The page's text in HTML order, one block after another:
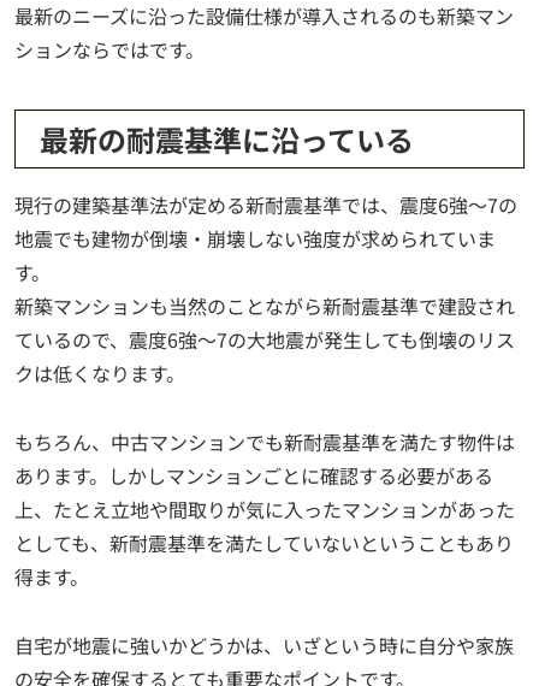
最新のニーズに沿った設備仕様が導入されるのも新築マン
ションならではです。
最新の耐震基準に沿っている
現行の建築基準法が定める新耐震基準では、震度6強～7の
地震でも建物が倒壊・崩壊しない強度が求められていま
す。
新築マンションも当然のことながら新耐震基準で建設され
ているので、震度6強～7の大地震が発生しても倒壊のリス
クは低くなります。
もちろん、中古マンションでも新耐震基準を満たす物件は
あります。しかしマンションごとに確認する必要がある
上、たとえ立地や間取りが気に入ったマンションがあった
としても、新耐震基準を満たしていないということもあり
得ます。
自宅が地震に強いかどうかは、いざという時に自分や家族
の安全を確保するとても重要なポイントです。